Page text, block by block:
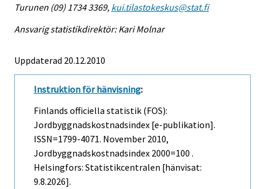
Turunen (09) 1734 3369, kui.tilastokeskus@stat.fi
Ansvarig statistikdirektör: Kari Molnar
Uppdaterad 20.12.2010
Instruktion för hänvisning:
Finlands officiella statistik (FOS):
Jordbyggnadskostnadsindex [e-publikation].
ISSN=1799-4071. November 2010,
Jordbyggnadskostnadsindex 2000=100 .
Helsingfors: Statistikcentralen [hänvisat:
9.8.2026].